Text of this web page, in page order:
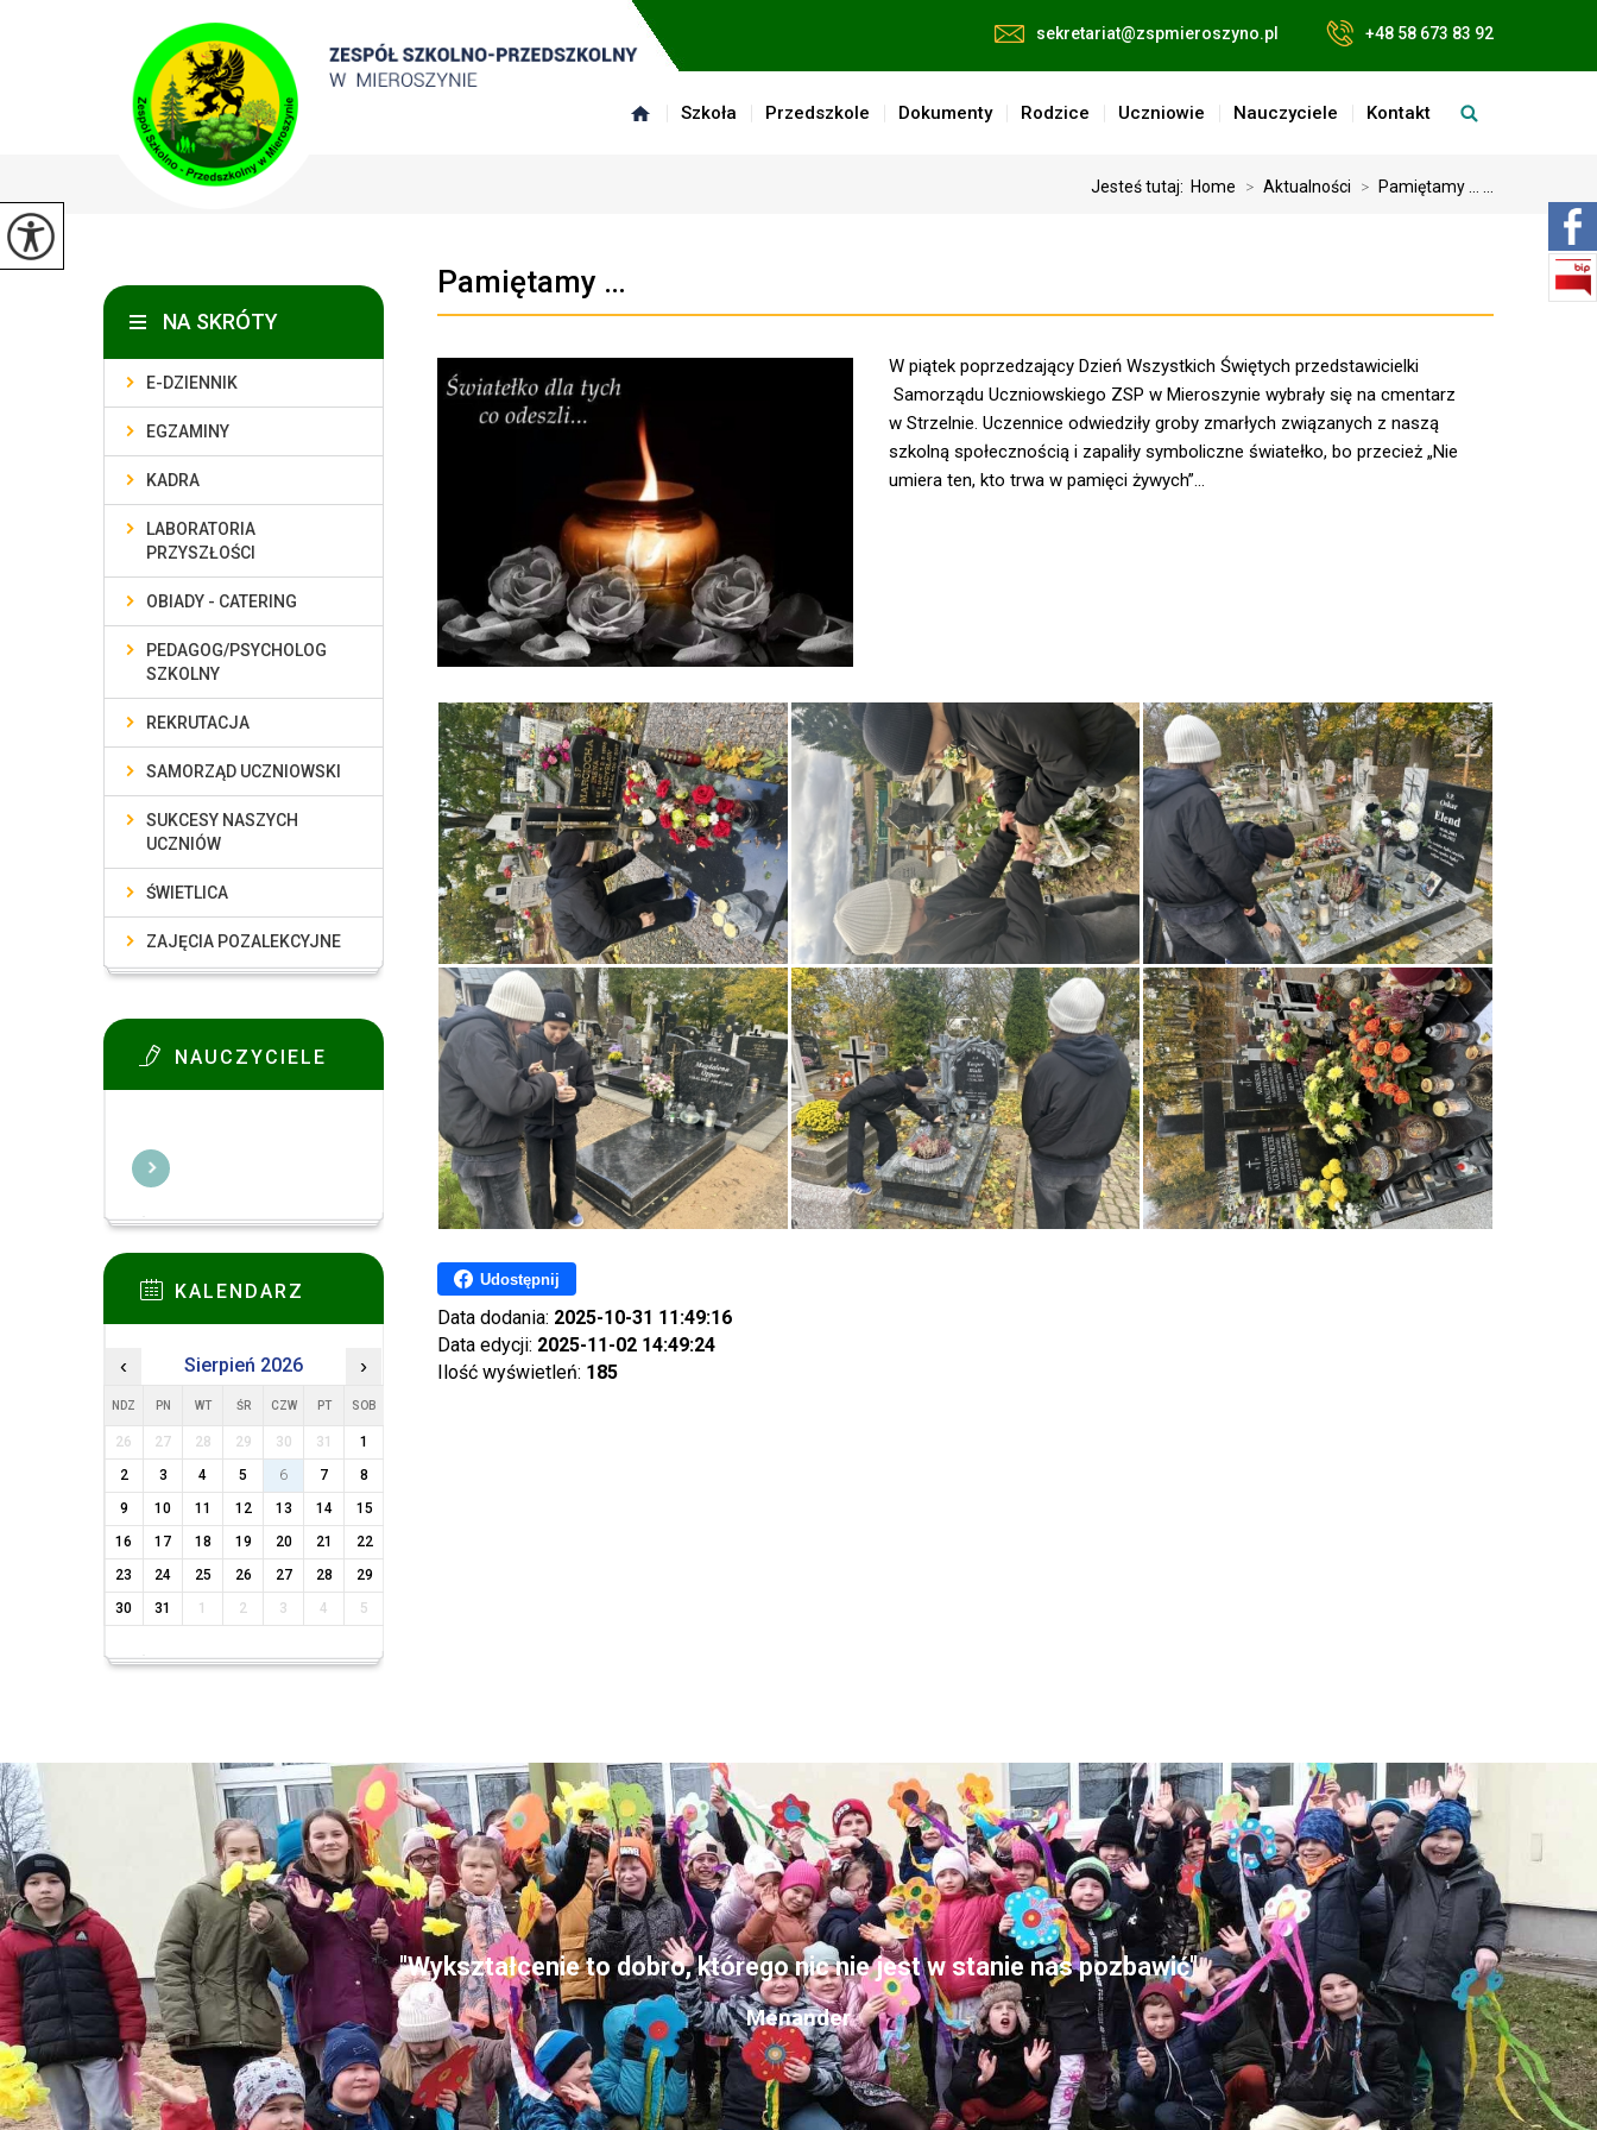
sekretariat@zspmieroszyno.pl +48 58 673 83 92
Szkoła Przedszkole Dokumenty Rodzice Uczniowie Nauczyciele Kontakt
Jesteś tutaj: Home > Aktualności > Pamiętamy … ...
Pamiętamy …
W piątek poprzedzający Dzień Wszystkich Świętych przedstawicielki
Samorządu Uczniowskiego ZSP w Mieroszynie wybrały się na cmentarz
w Strzelnie. Uczennice odwiedziły groby zmarłych związanych z naszą
szkolną społecznością i zapaliły symboliczne światełko, bo przecież „Nie
umiera ten, kto trwa w pamięci żywych”...
Udostępnij
Data dodania: 2025-10-31 11:49:16
Data edycji: 2025-11-02 14:49:24
Ilość wyświetleń: 185
NA SKRÓTY
E-DZIENNIK
EGZAMINY
KADRA
LABORATORIA
PRZYSZŁOŚCI
OBIADY - CATERING
PEDAGOG/PSYCHOLOG
SZKOLNY
REKRUTACJA
SAMORZĄD UCZNIOWSKI
SUKCESY NASZYCH
UCZNIÓW
ŚWIETLICA
ZAJĘCIA POZALEKCYJNE
NAUCZYCIELE
KALENDARZ
‹ Sierpień 2026 ›
NDZ PN WT ŚR CZW PT SOB
26 27 28 29 30 31
1
2
3 4 5 6 7
8
9
10 11 12 13 14
15
16
17 18 19 20 21
22
23
24 25 26 27 28
29
30
31 1 2 3 4 5
"Wykształcenie to dobro, którego nic nie jest w stanie nas pozbawić"
Menander